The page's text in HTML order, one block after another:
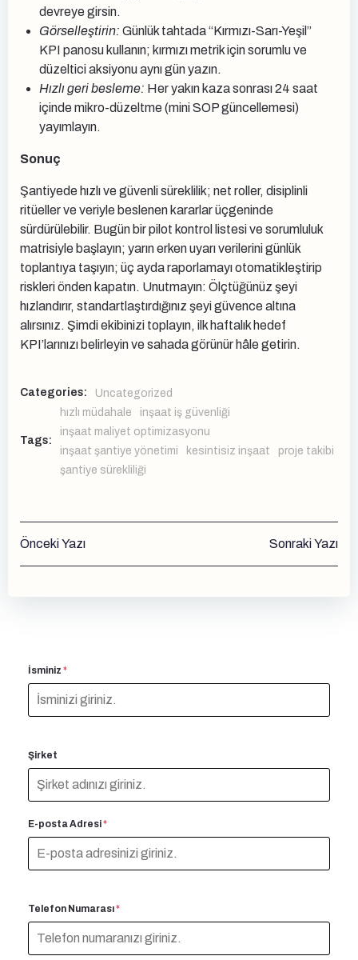
devreye girsin.
Görselleştirin: Günlük tahtada “Kırmızı-Sarı-Yeşil”
KPI panosu kullanın; kırmızı metrik için sorumlu ve
düzeltici aksiyonu aynı gün yazın.
Hızlı geri besleme: Her yakın kaza sonrası 24 saat
içinde mikro-düzeltme (mini SOP güncellemesi)
yayımlayın.
Sonuç
Şantiyede hızlı ve güvenli süreklilik; net roller, disiplinli
ritüeller ve veriyle beslenen kararlar üçgeninde
sürdürülebilir. Bugün bir pilot kontrol listesi ve sorumluluk
matrisiyle başlayın; yarın erken uyarı verilerini günlük
toplantıya taşıyın; üç ayda raporlamayı otomatikleştirip
riskleri önden kapatın. Unutmayın: Ölçtüğünüz şeyi
hızlandırır, standartlaştırdığınız şeyi güvence altına
alırsınız. Şimdi ekibinizi toplayın, ilk haftalık hedef
KPI’larınızı belirleyin ve sahada görünür hâle getirin.
Categories: Uncategorized
Tags:
hızlı müdahale
inşaat iş güvenliği
inşaat maliyet optimizasyonu
inşaat şantiye yönetimi
kesintisiz inşaat
proje takibi
şantiye sürekliliği
Yazı
gezinmesi
Önceki Yazı
gezinmesi
Sonraki Yazı
İsminiz *
Şirket
E-posta Adresi*
Telefon Numarası*